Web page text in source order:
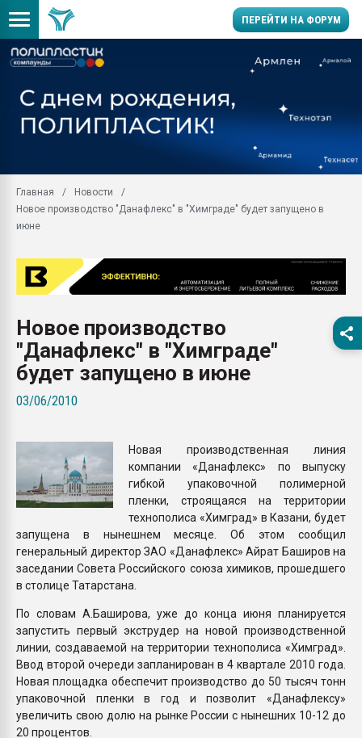
ПЕРЕЙТИ НА ФОРУМ
Вакуум-формовочные
28.07.2026
Всё, что касается
бутылок
вакуумного
Продам отходы
поликарбоната и АБС-
Armaloy PC/ABS-1IM
Главная
Новости
Новое производство "Данафлекс" в "Химграде" будет запущено в
июне
Новое производство
"Данафлекс" в "Химграде"
будет запущено в июне
03/06/2010
Новая производственная линия
компании «Данафлекс» по выпуску
гибкой упаковочной полимерной
пленки, строящаяся на территории
технополиса «Химград» в Казани, будет
запущена в нынешнем месяце. Об этом сообщил
генеральный директор ЗАО «Данафлекс» Айрат Баширов на
заседании Совета Российского союза химиков, прошедшего
в столице Татарстана.
По словам А.Баширова, уже до конца июня планируется
запустить первый экструдер на новой производственной
линии, создаваемой на территории технополиса «Химград».
Ввод второй очереди запланирован в 4 квартале 2010 года.
Новая площадка обеспечит производство до 50 тысяч тонн
упаковочной пленки в год и позволит «Данафлексу»
увеличить свою долю на рынке России с нынешних 10-12 до
20 процентов.